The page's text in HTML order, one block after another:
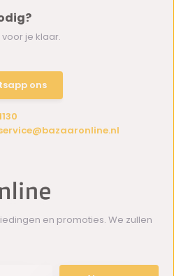
voor je klaar.
ons
en promoties. We zullen